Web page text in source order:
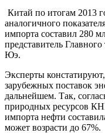
Китай по итогам 2013
аналогичного
импорта составил 280
представитель
Юэ.
Эксперты
зарубежных поставок
дальнейшем. Так,
природных ресурсов
импорта нефти
может возрасти до 67%.